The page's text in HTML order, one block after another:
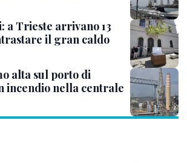
a Trieste arrivano 13
il gran caldo
alta sul porto di
incendio nella centrale